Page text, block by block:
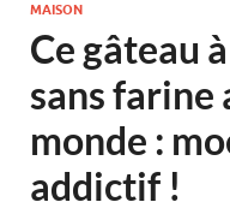
MAISON
Ce gâteau
sans
monde :
addictif !